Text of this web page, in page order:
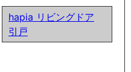
hapia リビングドア
引戸